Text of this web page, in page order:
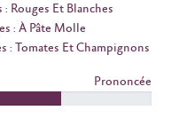
: Rouges Et Blanches
: À Pâte Molle
: Tomates Et Champignons
Prononcée